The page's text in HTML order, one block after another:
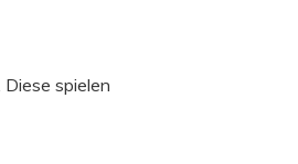
spielen